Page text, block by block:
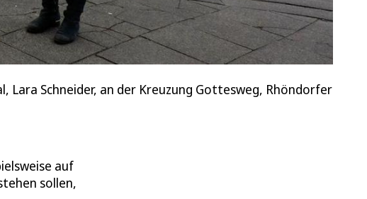
Lara Schneider, an der Kreuzung Gottesweg, Rhöndorfer
auf
sollen,